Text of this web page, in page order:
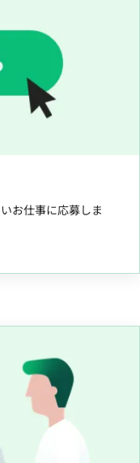
お仕事に応募しま